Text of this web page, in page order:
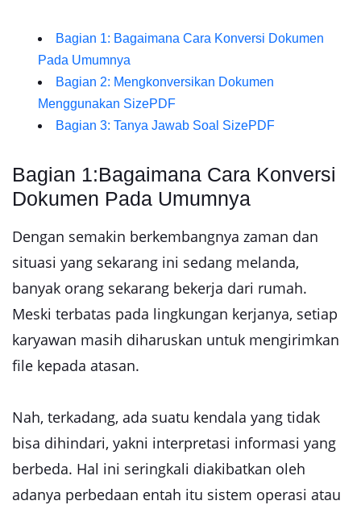
Bagian 1: Bagaimana Cara Konversi Dokumen
Pada Umumnya
Bagian 2: Mengkonversikan Dokumen
Menggunakan SizePDF
Bagian 3: Tanya Jawab Soal SizePDF
Bagian 1:Bagaimana Cara Konversi
Dokumen Pada Umumnya
Dengan semakin berkembangnya zaman dan
situasi yang sekarang ini sedang melanda,
banyak orang sekarang bekerja dari rumah.
Meski terbatas pada lingkungan kerjanya, setiap
karyawan masih diharuskan untuk mengirimkan
file kepada atasan.
Nah, terkadang, ada suatu kendala yang tidak
bisa dihindari, yakni interpretasi informasi yang
berbeda. Hal ini seringkali diakibatkan oleh
adanya perbedaan entah itu sistem operasi atau